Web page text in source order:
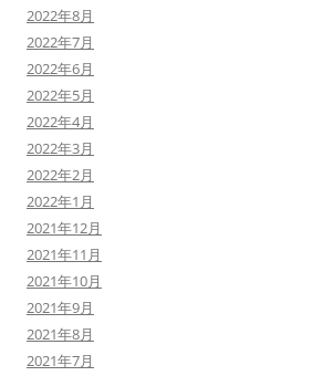
2022年8月
2022年7月
2022年6月
2022年5月
2022年4月
2022年3月
2022年2月
2022年1月
2021年12月
2021年11月
2021年10月
2021年9月
2021年8月
2021年7月